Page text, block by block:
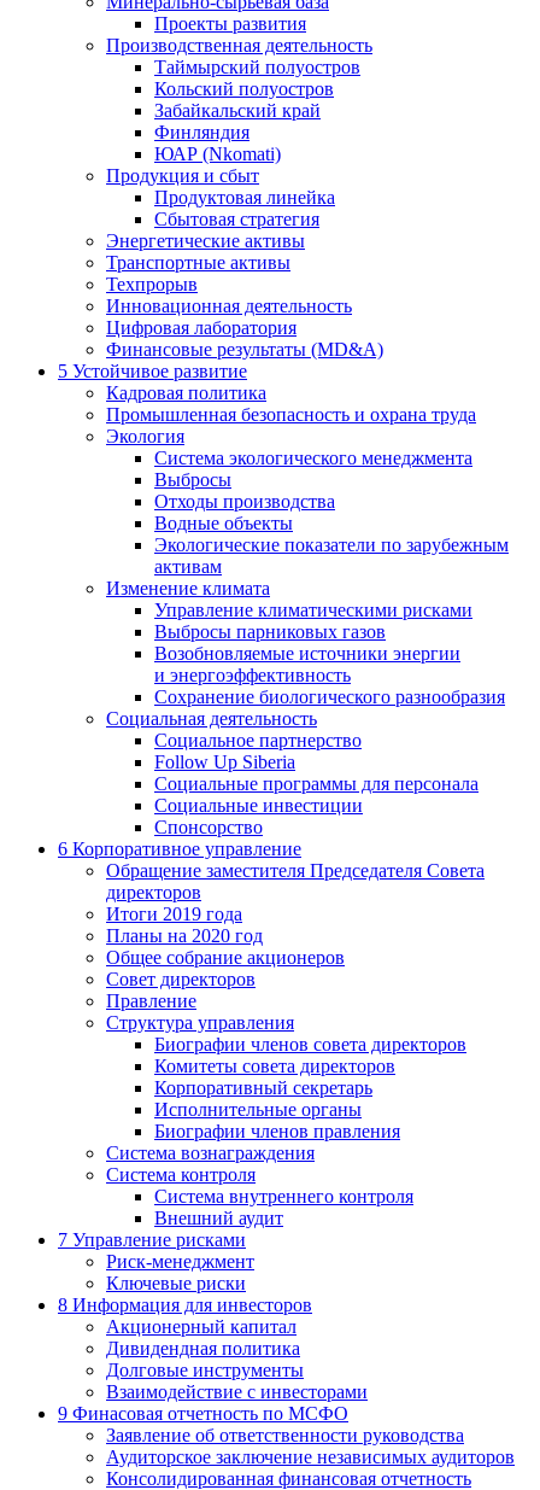
Проекты развития
Производственная деятельность
Таймырский полуостров
Кольский полуостров
Забайкальский край
Финляндия
ЮАР (Nkomati)
Продукция и сбыт
Продуктовая линейка
Сбытовая стратегия
Энергетические активы
Транспортные активы
Техпрорыв
Инновационная деятельность
Цифровая лаборатория
Финансовые результаты (MD&A)
5 Устойчивое развитие
Кадровая политика
Промышленная безопасность и охрана труда
Экология
Система экологического менеджмента
Выбросы
Отходы производства
Водные объекты
Экологические показатели по зарубежным
активам
Изменение климата
Управление климатическими рисками
Выбросы парниковых газов
Возобновляемые источники энергии
и энергоэффективность
Сохранение биологического разнообразия
Социальная деятельность
Социальное партнерство
Follow Up Siberia
Социальные программы для персонала
Социальные инвестиции
Спонсорство
6 Корпоративное управление
Обращение заместителя Председателя Совета
директоров
Итоги 2019 года
Планы на 2020 год
Общее собрание акционеров
Совет директоров
Правление
Структура управления
Биографии членов совета директоров
Комитеты совета директоров
Корпоративный секретарь
Исполнительные органы
Биографии членов правления
Система вознаграждения
Система контроля
Система внутреннего контроля
Внешний аудит
7 Управление рисками
Риск-менеджмент
Ключевые риски
8 Информация для инвесторов
Акционерный капитал
Дивидендная политика
Долговые инструменты
Взаимодействие с инвеcторами
9 Финасовая отчетность по МСФО
Заявление об ответственности руководства
Аудиторское заключение независимых аудиторов
Консолидированная финансовая отчетность